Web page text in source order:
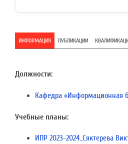
ИНФОРМАЦИЯ ПУБЛИКАЦИИ
Должности:
Кафедра «Информационная
Учебные планы:
ИПР 2023-2024_Сяктерева